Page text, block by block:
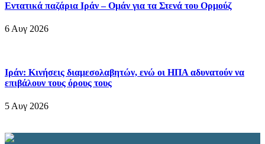
Εντατικά παζάρια Ιράν – Ομάν για τα Στενά του Ορμούζ
6 Αυγ 2026
Ιράν: Κινήσεις διαμεσολαβητών, ενώ οι ΗΠΑ αδυνατούν να
επιβάλουν τους όρους τους
5 Αυγ 2026